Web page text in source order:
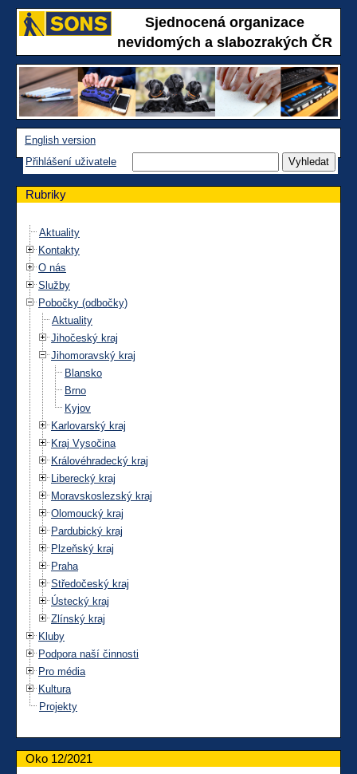
Sjednocená organizace
nevidomých a slabozrakých ČR
English version
Přihlášení uživatele
Rubriky
Aktuality
Kontakty
O nás
Služby
Pobočky (odbočky)
Aktuality
Jihočeský kraj
Jihomoravský kraj
Blansko
Brno
Kyjov
Karlovarský kraj
Kraj Vysočina
Královéhradecký kraj
Liberecký kraj
Moravskoslezský kraj
Olomoucký kraj
Pardubický kraj
Plzeňský kraj
Praha
Středočeský kraj
Ústecký kraj
Zlínský kraj
Kluby
Podpora naší činnosti
Pro média
Kultura
Projekty
Oko 12/2021